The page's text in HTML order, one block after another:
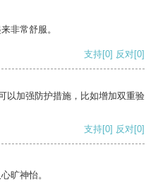
非常舒服。
支持[0] 反对[0]
以加强防护措施，比如增加双重验
支持[0] 反对[0]
旷神怡。